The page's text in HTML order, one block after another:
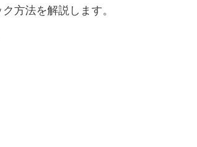
方法を解説します。